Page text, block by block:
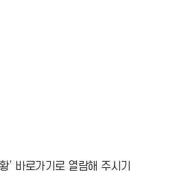
바로가기로 열람해 주시기